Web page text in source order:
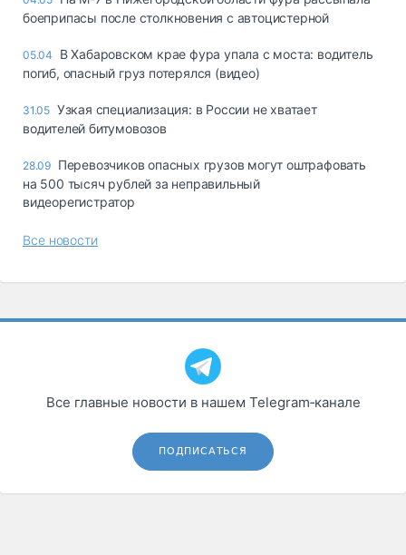
боеприпасы после столкновения с автоцистерной
05.04
В Хабаровском крае фура упала с моста: водитель
погиб, опасный груз потерялся (видео)
31.05 Узкая специализация: в России не хватает
водителей битумовозов
28.09 Перевозчиков опасных грузов могут оштрафовать
на 500 тысяч рублей за неправильный
видеорегистратор
Все новости
Все главные новости в нашем Telegram‑канале
ПОДПИСАТЬСЯ